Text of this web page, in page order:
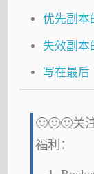
优先副本
失效副本
写在最后
🙂🙂🙂关
福利：